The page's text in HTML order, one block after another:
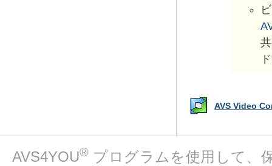
AVS Video
AVS4YOU® プログラムを使用して、